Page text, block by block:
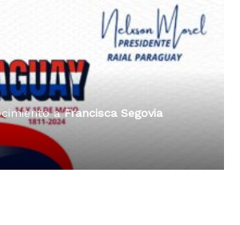
Dama de Oro 2024
aFrancisca Segovia
aFrancisca Segovia
Radio Tribuna Abierta
Radio Tribuna Abierta
Radio Oñondivepa Paraguay
Orgullo Paraguayo
aFrancisca Segovia